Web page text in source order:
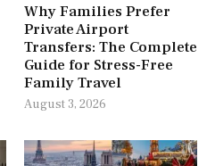
Why Families Prefer
Private Airport
Transfers: The Complete
Guide for Stress-Free
Family Travel
August 3, 2026